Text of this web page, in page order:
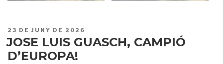
PUBLICAT
A
23 DE JUNY DE 2026
JOSE LUIS GUASCH, CAMPIÓ
D’EUROPA!